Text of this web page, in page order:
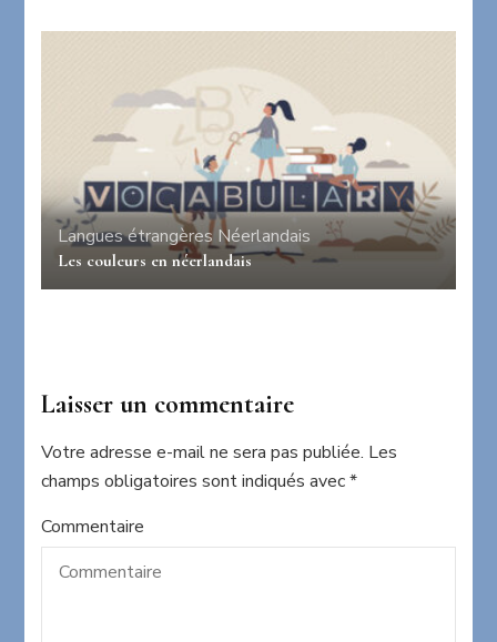
Langues étrangères Néerlandais
Les couleurs en néerlandais
Laisser un commentaire
Votre adresse e-mail ne sera pas publiée. Les
champs obligatoires sont indiqués avec*
Commentaire